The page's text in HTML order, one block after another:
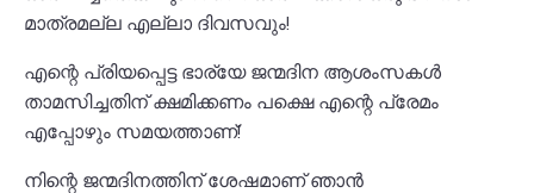
മാത്രമല്ല എല്ലാ ദിവസവും!
എന്റെ പ്രിയപ്പെട്ട ഭാര്യേ ജന്മദിന ആശംസകൾ
താമസിച്ചതിന് ക്ഷമിക്കണം പക്ഷെ എന്റെ പ്രേമം
എപ്പോഴും സമയത്താണ്!
നിന്റെ ജന്മദിനത്തിന് ശേഷമാണ് ഞാൻ